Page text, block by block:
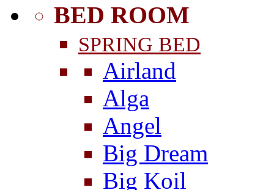
BED ROOM
SPRING BED
Airland
Alga
Angel
Big Dream
Big Koil